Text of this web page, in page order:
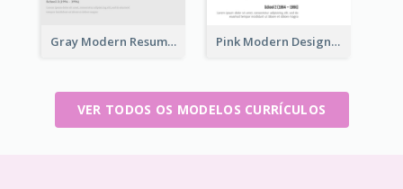
Gray Modern Resume Pink Modern Design Resume
VER TODOS OS MODELOS CURRÍCULOS